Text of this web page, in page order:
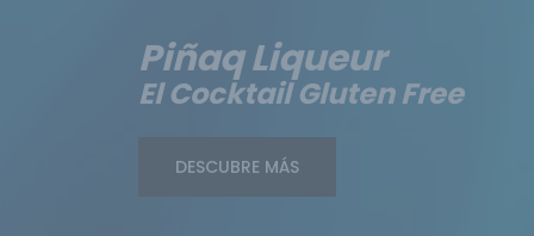
Piñaq Liqueur
El Cocktail Gluten Free
DESCUBRE MÁS